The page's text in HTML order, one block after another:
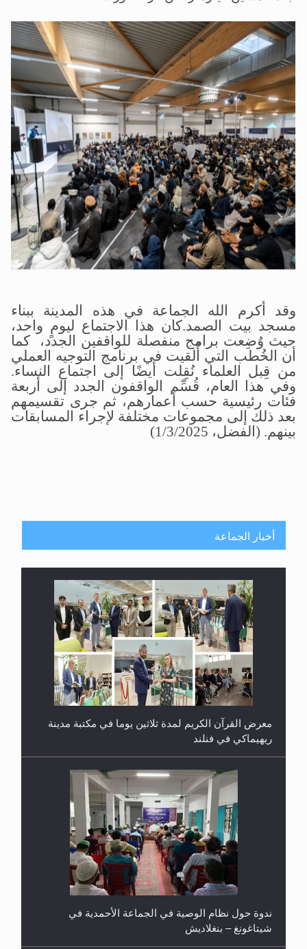
وقد أكرم الله الجماعة في هذه المدينة ببناء
مسجد بيت الصمد.كان هذا الاجتماع ليومٍ واحد،
حيث وُضِعت برامج منفصلة للواقفين الجدد، كما
أن الخُطب التي أُلقيت في برنامج التوجيه العملي
من قِبل العلماء نُقِلت أيضًا إلى اجتماع النساء.
وفي هذا العام، قُسِّم الواقفون الجدد إلى أربعة
فئات رئيسية حسب أعمارهم، ثم جرى تقسيمهم
بعد ذلك إلى مجموعات مختلفة لإجراء المسابقات
بينهم. (الفضل، 1/3/2025)
أخبار الجماعة
معرض القرآن الكريم لمدة ثلاثين يوما في مكتبة مدينة
ريهيماكي في فنلند
ندوة حول نظام الوصية في الجماعة الأحمدية في
شيتاغونغ – بنغلاديش